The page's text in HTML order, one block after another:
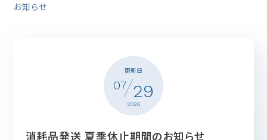
お知らせ
更新日
07 29
2026
消耗品発送 夏季休止期間のお知らせ